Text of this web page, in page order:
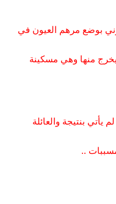
بوضع مرهم العيون في
منها وهي مسكينة
بنتيجة والعائلة
..